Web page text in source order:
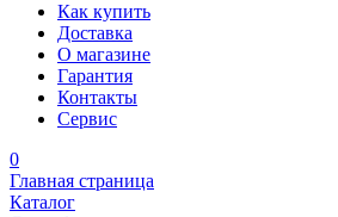
Как купить
Доставка
О магазине
Гарантия
Контакты
Сервис
0
Главная страница
Каталог